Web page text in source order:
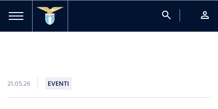
search person
21.05.26 EVENTI